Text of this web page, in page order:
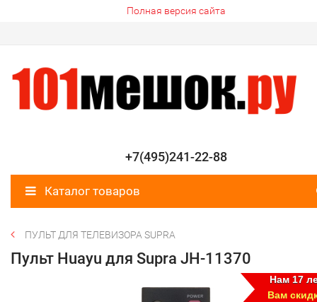
Полная версия сайта
+7(495)241-22-88
Каталог товаров
ПУЛЬТ ДЛЯ ТЕЛЕВИЗОРА SUPRA
Пульт Huayu для Supra JH-11370
Нам 17
Вам